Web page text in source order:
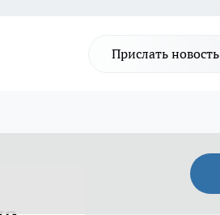
Прислать новость